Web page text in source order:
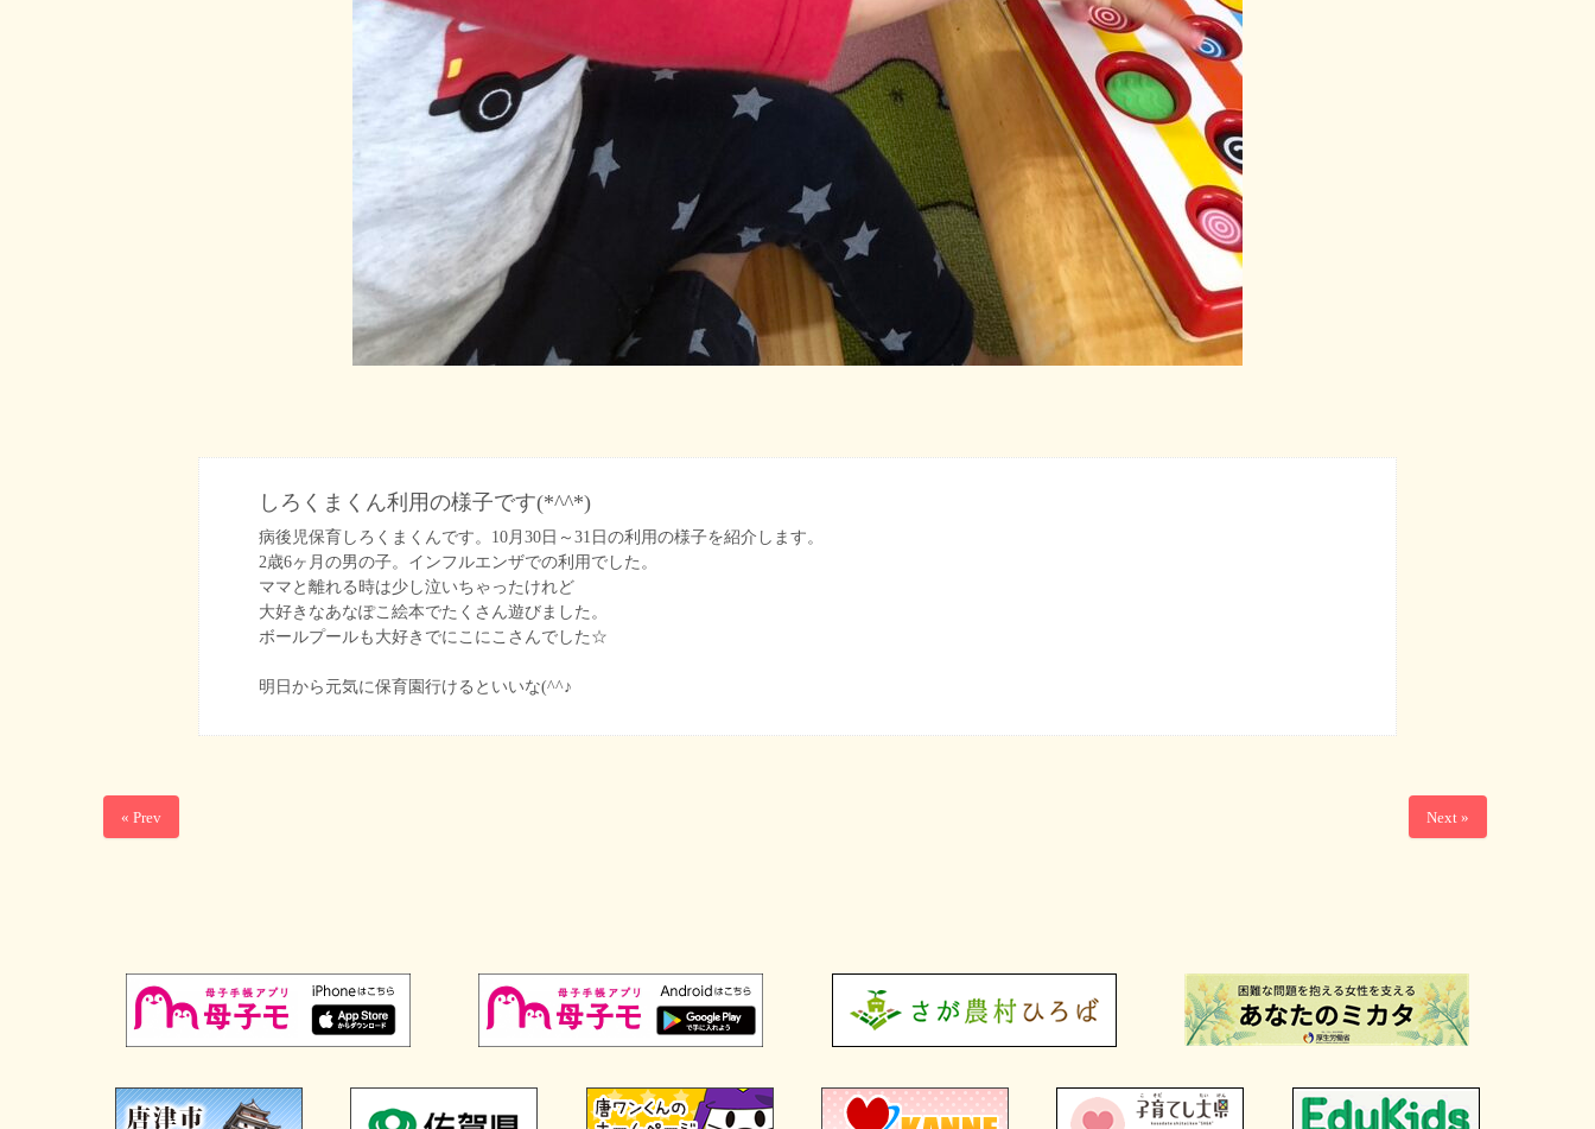
しろくまくん利用の様子です(*^^*)
病後児保育しろくまくんです。10月30日～31日の利用の様子を紹介します。
2歳6ヶ月の男の子。インフルエンザでの利用でした。
ママと離れる時は少し泣いちゃったけれど
大好きなあなぽこ絵本でたくさん遊びました。
ボールプールも大好きでにこにこさんでした☆
明日から元気に保育園行けるといいな(^^♪
« Prev Next »